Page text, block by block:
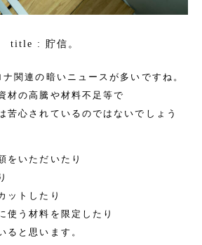
title : 貯信。
関連の暗いニュースが多いですね。
材の高騰や材料不足等で
苦心されているのではないでしょう
をいただいたり
ットしたり
使う材料を限定したり
ると思います。